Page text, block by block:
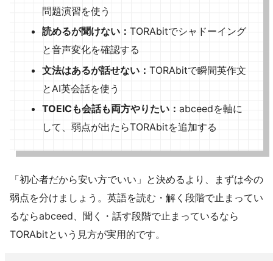
問題演習を使う
読めるが聞けない：TORAbitでシャドーイング
と音声変化を確認する
文法はあるが話せない：TORAbitで瞬間英作文
とAI英会話を使う
TOEICも会話も両方やりたい：abceedを軸に
して、弱点が出たらTORAbitを追加する
「初心者だから安い方でいい」と決めるより、まずは今の
弱点を分けましょう。英語を読む・解く段階で止まってい
るならabceed、聞く・話す段階で止まっているなら
TORAbitという見方が実用的です。